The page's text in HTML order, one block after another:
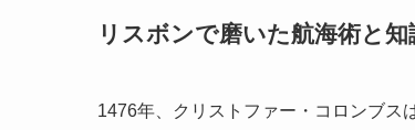
リスボンで磨いた航海術と知
1476年、クリストファー・コロンブス